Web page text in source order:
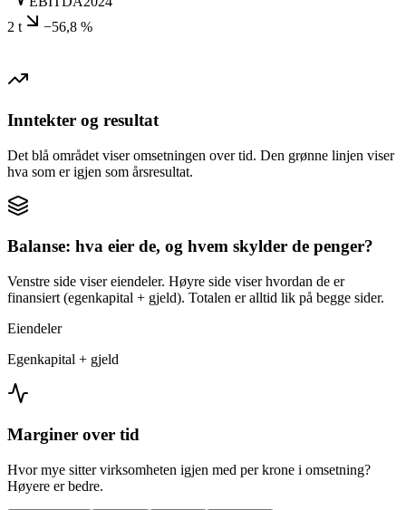
2 t
−56,8 %
Inntekter og resultat
Det blå området viser omsetningen over tid. Den grønne linjen viser
hva som er igjen som årsresultat.
Balanse: hva eier de, og hvem skylder de penger?
Venstre side viser eiendeler. Høyre side viser hvordan de er
finansiert (egenkapital + gjeld). Totalen er alltid lik på begge sider.
Eiendeler
Egenkapital + gjeld
Marginer over tid
Hvor mye sitter virksomheten igjen med per krone i omsetning?
Høyere er bedre.